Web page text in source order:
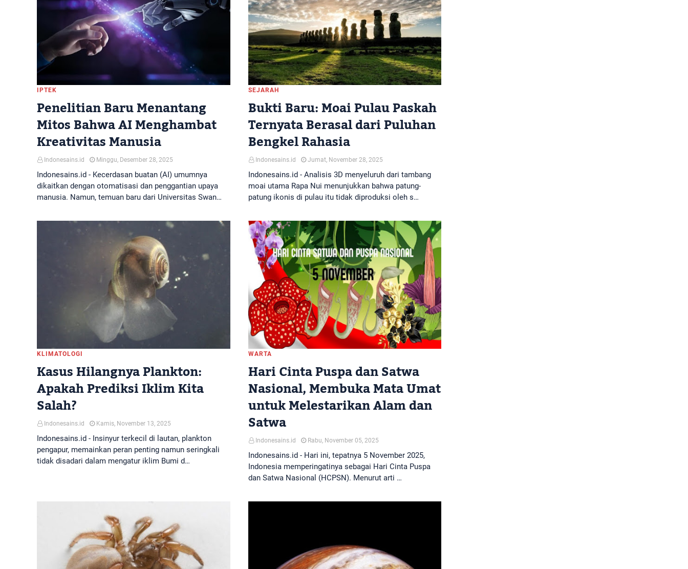
IPTEK
Penelitian Baru Menantang
Mitos Bahwa AI Menghambat
Kreativitas Manusia
Indonesains.id Minggu, Desember 28, 2025
Indonesains.id - Kecerdasan buatan (AI) umumnya
dikaitkan dengan otomatisasi dan penggantian upaya
manusia. Namun, temuan baru dari Universitas Swan…
SEJARAH
Bukti Baru: Moai Pulau Paskah
Ternyata Berasal dari Puluhan
Bengkel Rahasia
Indonesains.id Jumat, November 28, 2025
Indonesains.id - Analisis 3D menyeluruh dari tambang
moai utama Rapa Nui menunjukkan bahwa patung-
patung ikonis di pulau itu tidak diproduksi oleh s…
KLIMATOLOGI
Kasus Hilangnya Plankton:
Apakah Prediksi Iklim Kita
Salah?
Indonesains.id Kamis, November 13, 2025
Indonesains.id - Insinyur terkecil di lautan, plankton
pengapur, memainkan peran penting namun seringkali
tidak disadari dalam mengatur iklim Bumi d…
WARTA
Hari Cinta Puspa dan Satwa
Nasional, Membuka Mata Umat
untuk Melestarikan Alam dan
Satwa
Indonesains.id Rabu, November 05, 2025
Indonesains.id - Hari ini, tepatnya 5 November 2025,
Indonesia memperingatinya sebagai Hari Cinta Puspa
dan Satwa Nasional (HCPSN). Menurut arti …